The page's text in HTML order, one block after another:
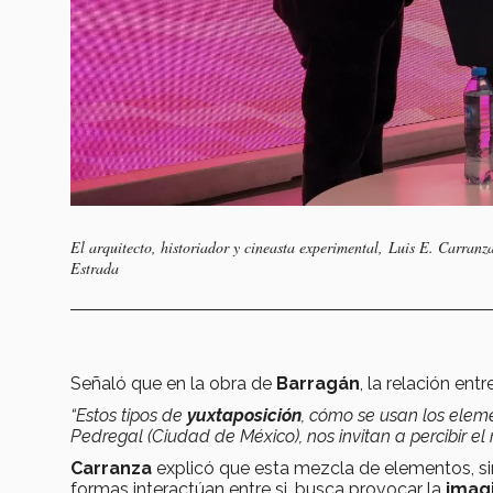
El arquitecto, historiador y cineasta experimental, Luis E.
Estrada
Señaló que en la obra de Barragán, la relación
“Estos tipos de yuxtaposición, cómo se usan los
Pedregal (Ciudad de México), nos invitan a percibir
Carranza explicó que esta mezcla de elementos,